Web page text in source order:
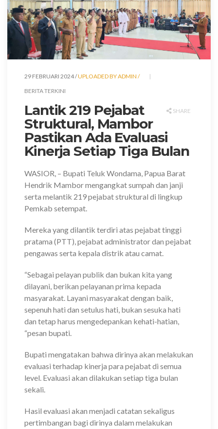
29 FEBRUARI 2024 /UPLOADED BY ADMIN /
BERITA TERKINI
SHARE
Lantik 219 Pejabat
Struktural, Mambor
Pastikan Ada Evaluasi
Kinerja Setiap Tiga Bulan
WASIOR, – Bupati Teluk Wondama, Papua Barat
Hendrik Mambor mengangkat sumpah dan janji
serta melantik 219 pejabat struktural di lingkup
Pemkab setempat.
Mereka yang dilantik terdiri atas pejabat tinggi
pratama (PTT), pejabat administrator dan pejabat
pengawas serta kepala distrik atau camat.
“Sebagai pelayan publik dan bukan kita yang
dilayani, berikan pelayanan prima kepada
masyarakat. Layani masyarakat dengan baik,
sepenuh hati dan setulus hati, bukan sesuka hati
dan tetap harus mengedepankan kehati-hatian,
“pesan bupati.
Bupati mengatakan bahwa dirinya akan melakukan
evaluasi terhadap kinerja para pejabat di semua
level. Evaluasi akan dilakukan setiap tiga bulan
sekali.
Hasil evaluasi akan menjadi catatan sekaligus
pertimbangan bagi dirinya dalam melakukan